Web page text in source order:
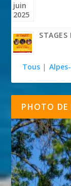
Tous |
PHOTO DE